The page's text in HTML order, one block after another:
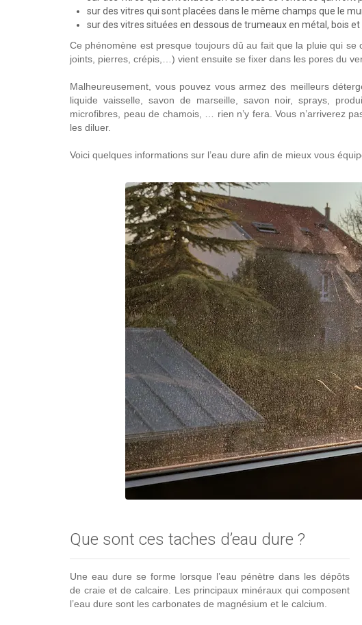
sur des vitres qui sont placées dans le même champs que le
sur des vitres situées en dessous de trumeaux en métal, bois et
Ce phénomène est presque toujours dû au fait que la pluie qui
joints, pierres, crépis,…) vient ensuite se fixer dans les pores du
Malheureusement, vous pouvez vous armez des meilleurs
liquide vaisselle, savon de marseille, savon noir, sprays,
microfibres, peau de chamois, … rien n’y fera. Vous n’arriverez
les diluer.
Voici quelques informations sur l’eau dure afin de mieux vous
Que sont ces taches d’eau dure ?
Une eau dure se forme lorsque l’eau pénètre dans les dépôts
de craie et de calcaire. Les principaux minéraux qui composent
l’eau dure sont les carbonates de magnésium et le calcium.